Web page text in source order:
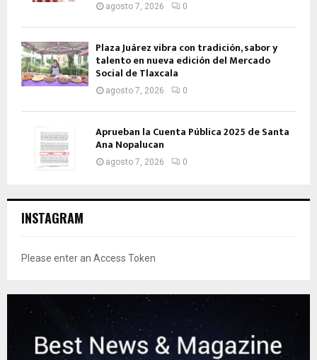
agosto 7, 2026 0
Plaza Juárez vibra con tradición, sabor y
talento en nueva edición del Mercado
Social de Tlaxcala
agosto 7, 2026 0
Aprueban la Cuenta Pública 2025 de Santa
Ana Nopalucan
agosto 7, 2026 0
INSTAGRAM
Please enter an Access Token